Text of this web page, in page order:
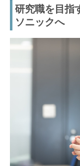
研究職を目指
ソニックへ